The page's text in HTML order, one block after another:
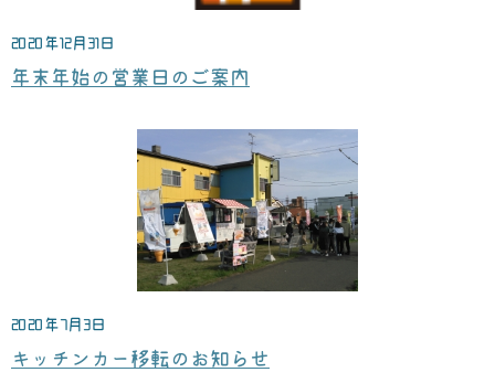
2020年12月31日
年末年始の営業日のご案内
2020年7月3日
キッチンカー移転のお知らせ